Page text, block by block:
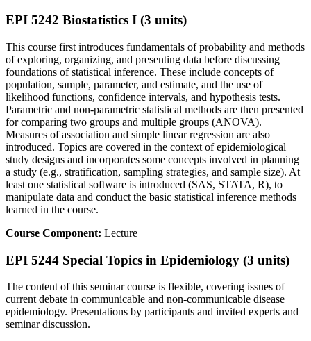
EPI 5242 Biostatistics I (3 units)
This course first introduces fundamentals of probability and methods
of exploring, organizing, and presenting data before discussing
foundations of statistical inference. These include concepts of
population, sample, parameter, and estimate, and the use of
likelihood functions, confidence intervals, and hypothesis tests.
Parametric and non-parametric statistical methods are then presented
for comparing two groups and multiple groups (ANOVA).
Measures of association and simple linear regression are also
introduced. Topics are covered in the context of epidemiological
study designs and incorporates some concepts involved in planning
a study (e.g., stratification, sampling strategies, and sample size). At
least one statistical software is introduced (SAS, STATA, R), to
manipulate data and conduct the basic statistical inference methods
learned in the course.
Course Component: Lecture
EPI 5244 Special Topics in Epidemiology (3 units)
The content of this seminar course is flexible, covering issues of
current debate in communicable and non-communicable disease
epidemiology. Presentations by participants and invited experts and
seminar discussion.